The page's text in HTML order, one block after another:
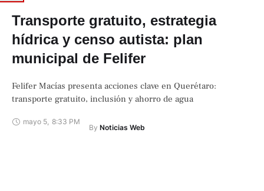
Transporte gratuito, estrategia
hídrica y censo autista: plan
municipal de Felifer
Felifer Macías presenta acciones clave en Querétaro:
transporte gratuito, inclusión y ahorro de agua
mayo 5, 8:33 PM
By Noticias Web